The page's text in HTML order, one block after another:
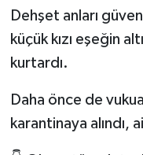
Dehşet anları
küçük kızı eşeğin
kurtardı.
Daha önce de
karantinaya alındı,